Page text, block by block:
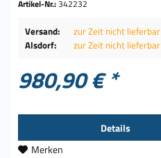
Artikel-Nr.:342232
Versand:
zur Zeit nicht lieferbar
Alsdorf:
zur Zeit nicht lieferbar
980,90 € *
Details
Merken